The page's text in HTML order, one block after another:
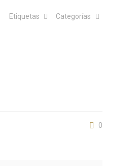
Categorías
Etiquetas
0